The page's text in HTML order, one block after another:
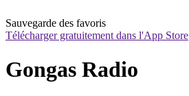
Sauvegarde des favoris
Télécharger gratuitement dans l'App Store
Gongas Radio